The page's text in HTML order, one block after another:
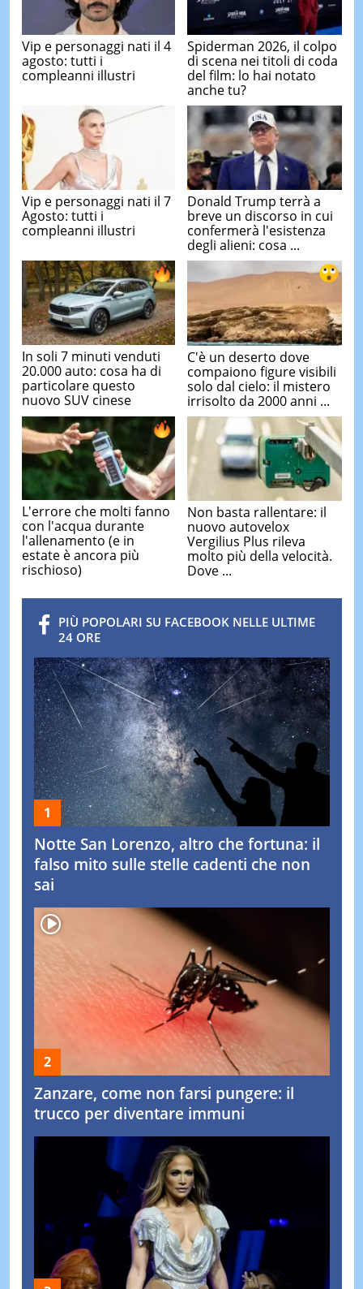
Vip e personaggi nati il 4
agosto: tutti i
compleanni illustri
Spiderman 2026, il colpo
di scena nei titoli di coda
del film: lo hai notato
anche tu?
Vip e personaggi nati il 7
Agosto: tutti i
compleanni illustri
Donald Trump terrà a
breve un discorso in cui
confermerà l'esistenza
degli alieni: cosa ...
In soli 7 minuti venduti
20.000 auto: cosa ha di
particolare questo
nuovo SUV cinese
C'è un deserto dove
compaiono figure visibili
solo dal cielo: il mistero
irrisolto da 2000 anni ...
L'errore che molti fanno
con l'acqua durante
l'allenamento (e in
estate è ancora più
rischioso)
Non basta rallentare: il
nuovo autovelox
Vergilius Plus rileva
molto più della velocità.
Dove ...
PIÙ POPOLARI SU FACEBOOK NELLE ULTIME
24 ORE
Notte San Lorenzo, altro che fortuna: il
falso mito sulle stelle cadenti che non
sai
Zanzare, come non farsi pungere: il
trucco per diventare immuni